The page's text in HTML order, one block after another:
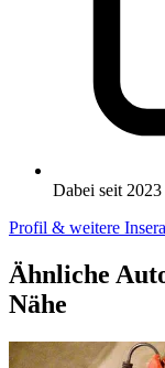
Dabei seit 2023
Profil & weitere
Ähnliche
Nähe